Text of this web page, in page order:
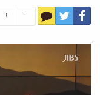
+ -